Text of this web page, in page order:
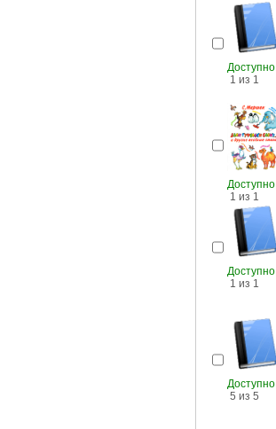
Доступно
1 из 1
Доступно
1 из 1
Доступно
1 из 1
Доступно
5 из 5